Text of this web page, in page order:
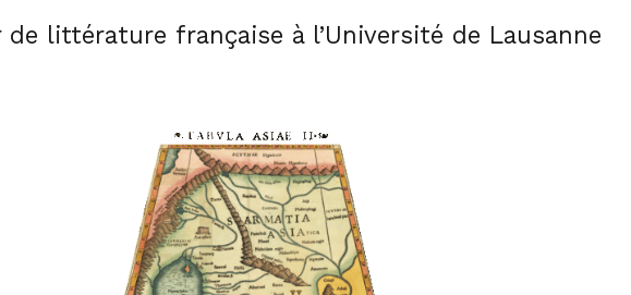
de littérature française à l’Université de Lausanne